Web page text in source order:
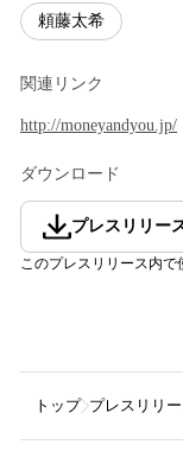
頼藤太希
関連リンク
http://moneyandyou.jp/
ダウンロード
プレスリリー
このプレスリリース内
トップ プレスリリー